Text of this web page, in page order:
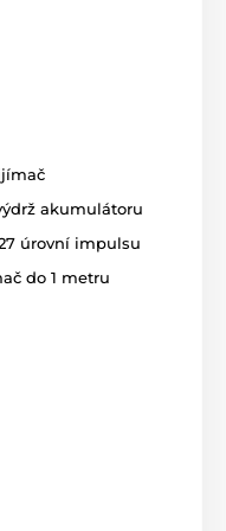
nebo v horších
ponořitelná.
pro výcvik 2 psů
si na vysílačce
můžete psa trénovat
stavu nabití a
akumulátoru
úrovní impulsu
do 1 metru